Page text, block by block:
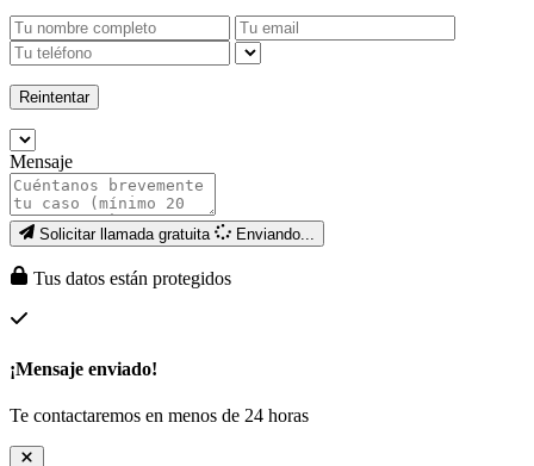
Reintentar
Mensaje
Solicitar llamada gratuita Enviando...
Tus datos están protegidos
¡Mensaje enviado!
Te contactaremos en menos de 24 horas